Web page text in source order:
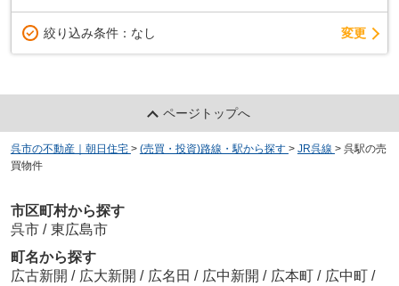
絞り込み条件： なし 変更
ページトップへ
呉市の不動産｜朝日住宅 > (売買・投資)路線・駅から探す > JR呉線 > 呉駅の売
買物件
市区町村から探す
呉市 / 東広島市
町名から探す
広古新開 / 広大新開 / 広名田 / 広中新開 / 広本町 / 広中町 /